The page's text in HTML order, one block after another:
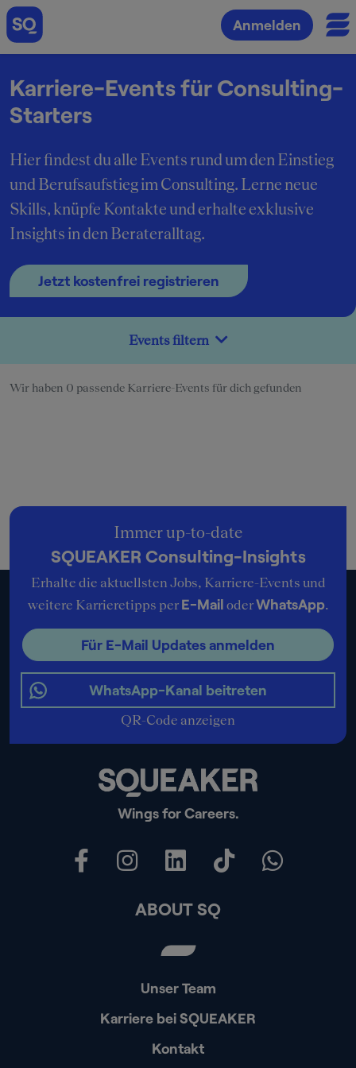
Anmelden
Karriere-Events für Consulting-
Starters
Hier findest du alle Events rund um den Einstieg
und Berufsaufstieg im Consulting. Lerne neue
Skills, knüpfe Kontakte und erhalte exklusive
Insights in den Berateralltag.
Jetzt kostenfrei registrieren
Events filtern
Wir haben 0 passende Karriere-Events für dich gefunden
Wings for Careers.
Immer up-to-date
SQUEAKER Consulting-Insights
Erhalte die aktuellsten Jobs, Karriere-Events und
weitere Karrieretipps per E-Mail oderWhatsApp.
Für E-Mail Updates anmelden
WhatsApp-Kanal beitreten
QR-Code anzeigen
ABOUT SQ
Unser Team
Karriere bei SQUEAKER
Kontakt